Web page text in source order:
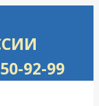
РОССИИ
92-99